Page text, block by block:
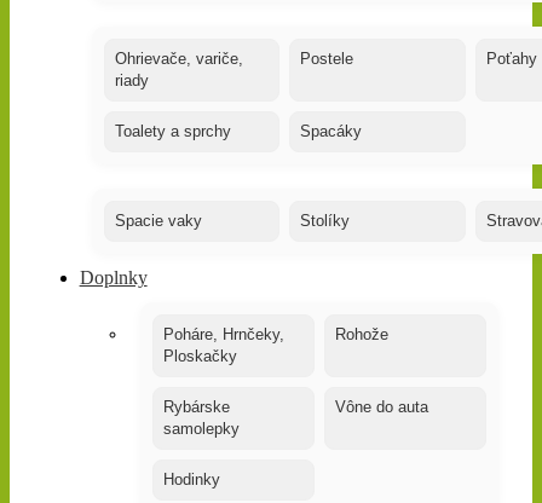
Ohrievače, variče,
riady
Postele Poťahy
Toalety a sprchy Spacáky
Spacie vaky Stolíky
Doplnky
Poháre, Hrnčeky,
Ploskačky
Rohože
Rybárske
samolepky
Vône do auta
Hodinky